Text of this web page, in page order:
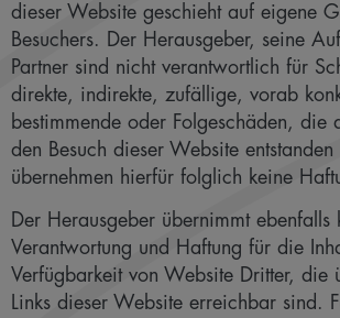
dieser Website geschieht auf eigene
Besuchers. Der Herausgeber, seine
Partner sind nicht verantwortlich für
direkte, indirekte, zufällige, vorab
bestimmende oder Folgeschäden, die
den Besuch dieser Website entstanden
übernehmen hierfür folglich keine
Der Herausgeber übernimmt ebenfalls
Verantwortung und Haftung für die
Verfügbarkeit von Website Dritter, die
Links dieser Website erreichbar sind.